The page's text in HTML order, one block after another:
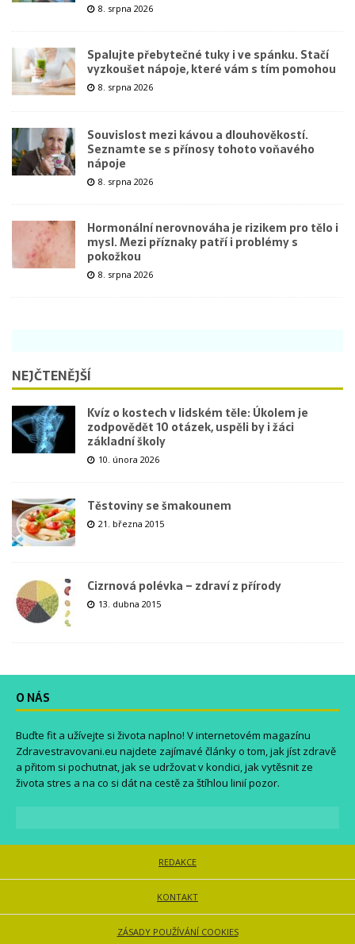
8. srpna 2026
Spalujte přebytečné tuky i ve spánku. Stačí
vyzkoušet nápoje, které vám s tím pomohou
8. srpna 2026
Souvislost mezi kávou a dlouhověkostí.
Seznamte se s přínosy tohoto voňavého
nápoje
8. srpna 2026
Hormonální nerovnováha je rizikem pro tělo i
mysl. Mezi příznaky patří i problémy s
pokožkou
8. srpna 2026
NEJČTENĚJŠÍ
Kvíz o kostech v lidském těle: Úkolem je
zodpovědět 10 otázek, uspěli by i žáci
základní školy
10. února 2026
Těstoviny se šmakounem
21. března 2015
Cizrnová polévka – zdraví z přírody
13. dubna 2015
O NÁS
Buďte fit a užívejte si života naplno! V internetovém magazínu
Zdravestravovani.eu najdete zajímavé články o tom, jak jíst zdravě
a přitom si pochutnat, jak se udržovat v kondici, jak vytěsnit ze
života stres a na co si dát na cestě za štíhlou linií pozor.
REDAKCE
KONTAKT
ZÁSADY POUŽÍVÁNÍ COOKIES